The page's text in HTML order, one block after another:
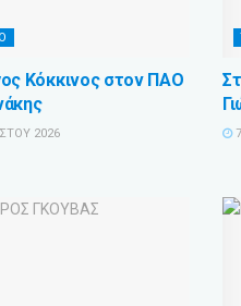
Κόκκινος στον ΠΑΟ
2026